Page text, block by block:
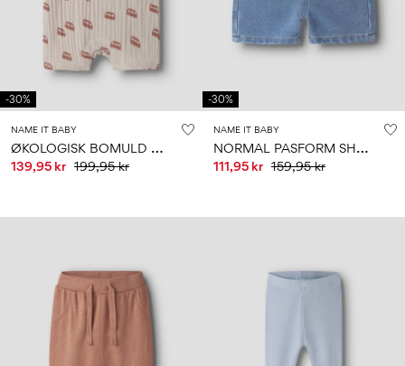
-30%
NAME IT BABY
Ø
KOLOGISK BOMULD OVERALLS
139,95 kr 199,95 kr
-30%
NAME IT BABY
N
ORMAL PASFORM SHORTS
111,95 kr 159,95 kr